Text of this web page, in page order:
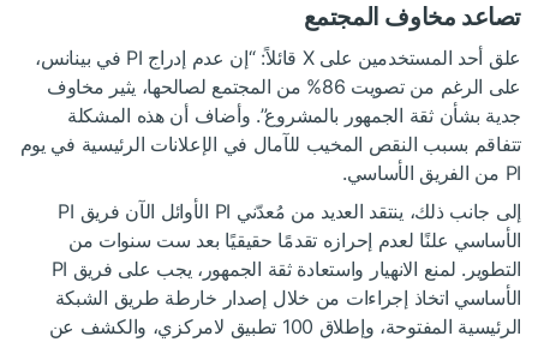
تصاعد مخاوف المجتمع
علق أحد المستخدمين على X قائلاً: “إن عدم إدراج PI في بينانس،
على الرغم من تصويت 86% من المجتمع لصالحها، يثير مخاوف
جدية بشأن ثقة الجمهور بالمشروع”. وأضاف أن هذه المشكلة
تتفاقم بسبب النقص المخيب للآمال في الإعلانات الرئيسية في يوم
PI من الفريق الأساسي.
إلى جانب ذلك، ينتقد العديد من مُعدّني PI الأوائل الآن فريق PI
الأساسي علنًا لعدم إحرازه تقدمًا حقيقيًا بعد ست سنوات من
التطوير. لمنع الانهيار واستعادة ثقة الجمهور، يجب على فريق PI
الأساسي اتخاذ إجراءات من خلال إصدار خارطة طريق الشبكة
الرئيسية المفتوحة، وإطلاق 100 تطبيق لامركزي، والكشف عن